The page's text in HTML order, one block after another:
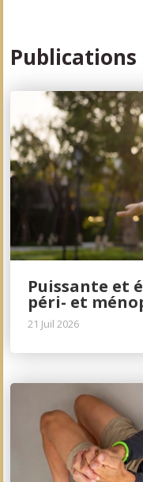
Puissante et
péri- et
21 Juil 2026